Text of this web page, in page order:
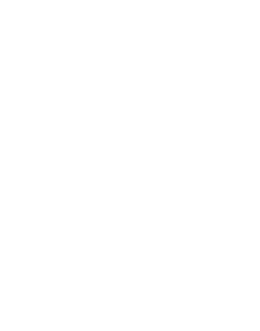
くぐも
本日の
口形の庁
桜見の人
その庁舎
目映
中庭に足
目隠しが
興奮と感